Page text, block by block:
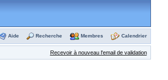
Aide Recherche Membres Calendrier
Recevoir à nouveau l'email de validation